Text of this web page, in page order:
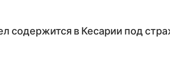
содержится в Кесарии под